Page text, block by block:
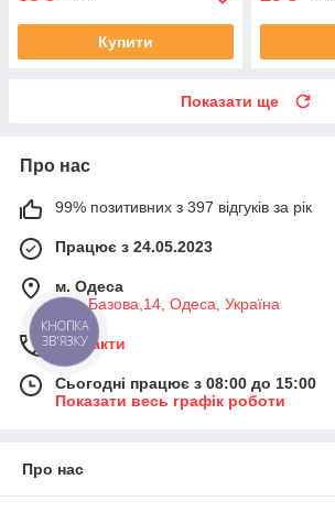
Купити
Показати ще
Про нас
99% позитивних з 397 відгуків за рік
Працює з 24.05.2023
м. Одеса
вул. Базова,14, Одеса, Україна
Контакти
Сьогодні працює з 08:00 до 15:00
Показати весь графік роботи
Про нас
КНОПКА
ЗВ'ЯЗКУ